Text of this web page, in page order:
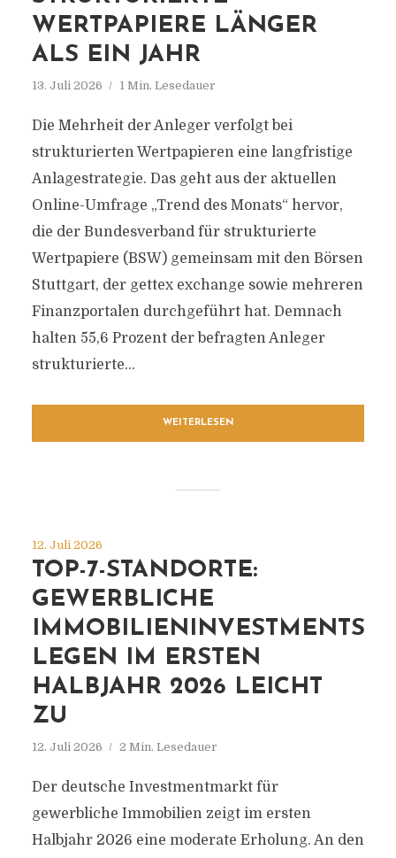
WERTPAPIERE LÄNGER
ALS EIN JAHR
13. Juli 2026 1 Min. Lesedauer
Die Mehrheit der Anleger verfolgt bei
strukturierten Wertpapieren eine langfristige
Anlagestrategie. Das geht aus der aktuellen
Online-Umfrage „Trend des Monats“ hervor,
die der Bundesverband für strukturierte
Wertpapiere (BSW) gemeinsam mit den Börsen
Stuttgart, der gettex exchange sowie mehreren
Finanzportalen durchgeführt hat. Demnach
halten 55,6 Prozent der befragten Anleger
strukturierte...
WEITERLESEN
12. Juli 2026
TOP-7-STANDORTE:
GEWERBLICHE
IMMOBILIENINVESTMENTS
LEGEN IM ERSTEN
HALBJAHR 2026 LEICHT
ZU
12. Juli 2026 2 Min. Lesedauer
Der deutsche Investmentmarkt für
gewerbliche Immobilien zeigt im ersten
Halbjahr 2026 eine moderate Erholung. An den